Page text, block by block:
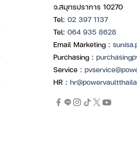
จ.สมุทรปราการ 10270
Tel: 02 397 1137
Tel: 064 935 8628
Email Marketing :
Purchasing :
Service :
HR :